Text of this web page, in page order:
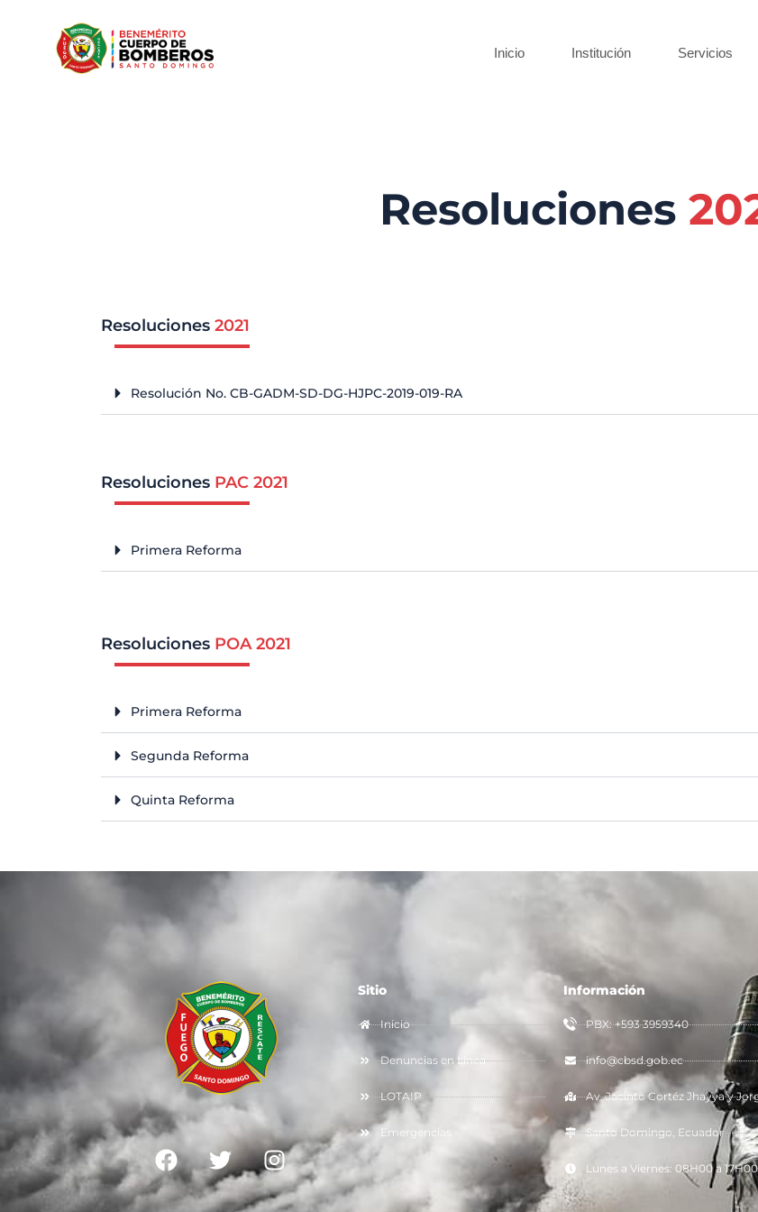
Inicio Institución Servicios
Resoluciones
Resoluciones 2021
Resolución No. CB-GADM-SD-DG-HJPC-2019-019-RA
Resoluciones PAC 2021
Primera Reforma
Resoluciones POA 2021
Primera Reforma
Segunda Reforma
Quinta Reforma
Sitio
Inicio
Denuncias en Línea
LOTAIP
Emergencias
Información
PBX: +593 3959340
info@cbsd.gob.ec
Av. Jacinto Cortéz Jhayya y
Santo Domingo, Ecuador
Lunes a Viernes: 08H00 a 17H00